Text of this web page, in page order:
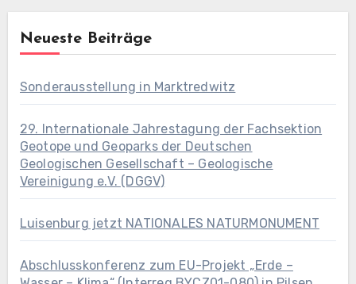
Neueste Beiträge
Sonderausstellung in Marktredwitz
29. Internationale Jahrestagung der Fachsektion
Geotope und Geoparks der Deutschen
Geologischen Gesellschaft – Geologische
Vereinigung e.V. (DGGV)
Luisenburg jetzt NATIONALES NATURMONUMENT
Abschlusskonferenz zum EU-Projekt „Erde –